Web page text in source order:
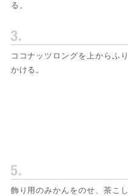
る。
ココナッツロングを上からふり
かける。
飾り用のみかんをのせ、茶こし